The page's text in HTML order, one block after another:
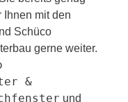
Ihnen mit den
Schüco
gerne weiter.
&
und